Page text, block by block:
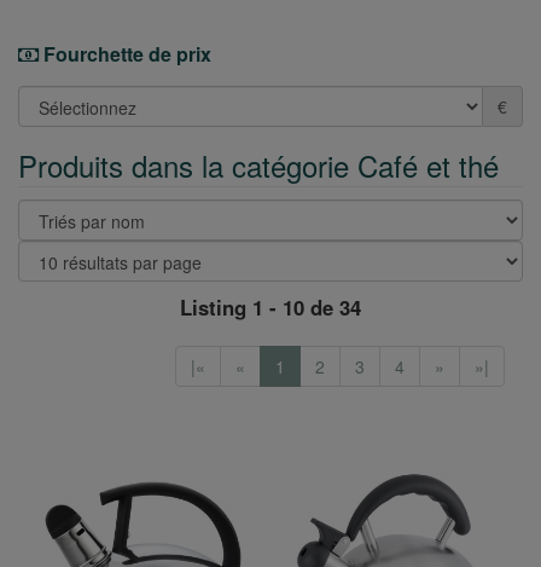
Fourchette de prix
€
Produits dans la catégorie Café et thé
Listing 1 - 10 de 34
|« « 1 2 3 4 » »|